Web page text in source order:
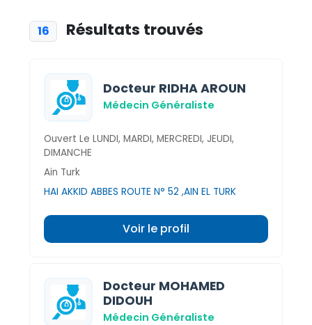
16 Résultats trouvés
Docteur RIDHA AROUN
Médecin Généraliste
Ouvert Le LUNDI, MARDI, MERCREDI, JEUDI,
DIMANCHE
Ain Turk
HAI AKKID ABBES ROUTE N° 52 ,AIN EL TURK
Voir le profil
Docteur MOHAMED
DIDOUH
Médecin Généraliste